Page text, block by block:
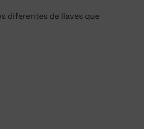
diferentes de llaves que